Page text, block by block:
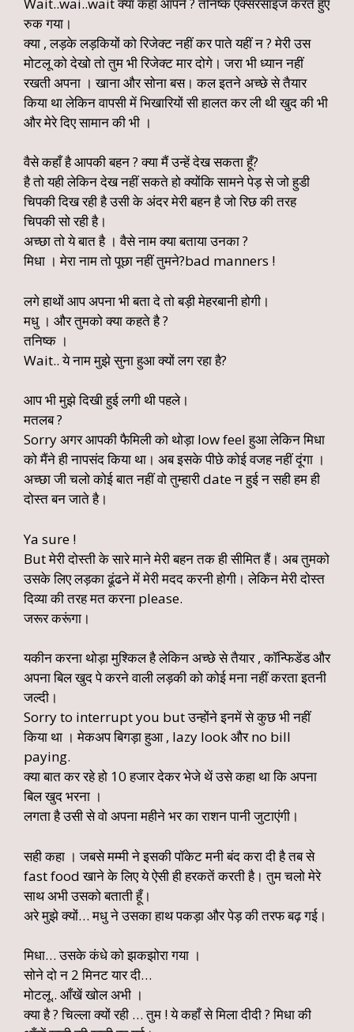
रुक गया।
क्या , लड़के लड़कियों को रिजेक्ट नहीं कर पाते यहीं न ? मेरी उस
मोटलू को देखो तो तुम भी रिजेक्ट मार दोगे। जरा भी ध्यान नहीं
रखती अपना । खाना और सोना बस। कल इतने अच्छे से तैयार
किया था लेकिन वापसी में भिखारियों सी हालत कर ली थी खुद की भी
और मेरे दिए सामान की भी ।
वैसे कहाँ है आपकी बहन ? क्या मैं उन्हें देख सकता हूँ?
है तो यही लेकिन देख नहीं सकते हो क्योंकि सामने पेड़ से जो हुडी
चिपकी दिख रही है उसी के अंदर मेरी बहन है जो रिछ की तरह
चिपकी सो रही है।
अच्छा तो ये बात है । वैसे नाम क्या बताया उनका ?
मिधा । मेरा नाम तो पूछा नहीं तुमने?bad manners !
लगे हाथों आप अपना भी बता दे तो बड़ी मेहरबानी होगी।
मधु । और तुमको क्या कहते है ?
तनिष्क ।
Wait.. ये नाम मुझे सुना हुआ क्यों लग रहा है?
आप भी मुझे दिखी हुई लगी थी पहले।
मतलब ?
Sorry अगर आपकी फैमिली को थोड़ा low feel हुआ लेकिन मिधा
को मैंने ही नापसंद किया था। अब इसके पीछे कोई वजह नहीं दूंगा ।
अच्छा जी चलो कोई बात नहीं वो तुम्हारी date न हुई न सही हम ही
दोस्त बन जाते है।
Ya sure !
But मेरी दोस्ती के सारे माने मेरी बहन तक ही सीमित हैं। अब तुमको
उसके लिए लड़का ढूंढने में मेरी मदद करनी होगी। लेकिन मेरी दोस्त
दिव्या की तरह मत करना please.
जरूर करूंगा।
यकीन करना थोड़ा मुश्किल है लेकिन अच्छे से तैयार , कॉन्फिडेंड और
अपना बिल खुद पे करने वाली लड़की को कोई मना नहीं करता इतनी
जल्दी।
Sorry to interrupt you but उन्होंने इनमें से कुछ भी नहीं
किया था । मेकअप बिगड़ा हुआ , lazy look और no bill
paying.
क्या बात कर रहे हो 10 हजार देकर भेजे थें उसे कहा था कि अपना
बिल खुद भरना ।
लगता है उसी से वो अपना महीने भर का राशन पानी जुटाएंगी।
सही कहा । जबसे मम्मी ने इसकी पॉकेट मनी बंद करा दी है तब से
fast food खाने के लिए ये ऐसी ही हरकतें करती है। तुम चलो मेरे
साथ अभी उसको बताती हूँ।
अरे मुझे क्यों… मधु ने उसका हाथ पकड़ा और पेड़ की तरफ बढ़ गई।
मिधा… उसके कंधे को झकझोरा गया ।
सोने दो न 2 मिनट यार दी…
मोटलू.. आँखें खोल अभी ।
क्या है ? चिल्ला क्यों रही … तुम ! ये कहाँ से मिला दीदी ? मिधा की